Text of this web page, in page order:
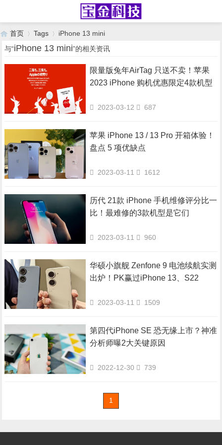
首页 Tags
›
iPhone 13 mini
与“iPhone 13 mini”的相关资讯
限量版兔年AirTag 只送不卖！苹果
2023 iPhone 购机优惠限定4款机型
2023-03-12 687
苹果 iPhone 13 / 13 Pro 开箱体验！
盘点 5 项优缺点
2023-03-11 1612
历代 21款 iPhone 手机维修评分比一
比！最难修的3款机型是它们
2023-03-11 960
华硕小旗舰 Zenfone 9 电池续航实测
出炉！PK赢过iPhone 13、S22
2023-03-11 1509
第四代iPhone SE 恐无缘上市？神准
分析师曝2大关键原因
2022-12-30 739
1